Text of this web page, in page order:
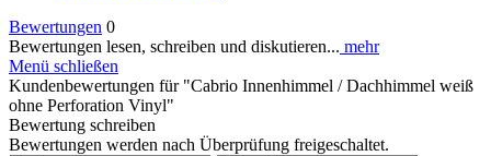
Bewertungen 0
Bewertungen lesen, schreiben und diskutieren... mehr
Menü schließen
Kundenbewertungen für "Cabrio Innenhimmel / Dachhimmel weiß
ohne Perforation Vinyl"
Bewertung schreiben
Bewertungen werden nach Überprüfung freigeschaltet.